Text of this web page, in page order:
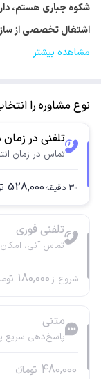
شکوه جباری هستم،
اشتغال تخصصی از
مشاهده بیشتر
نوع مشاوره را
تلفنی در زمان
تماس در زمان
30 دقیقه528,000
تلفنی فوری
تماس آنی،
شروع از 180,000
متنی
پاسخ‌دهی سریع
480,000 تومانء